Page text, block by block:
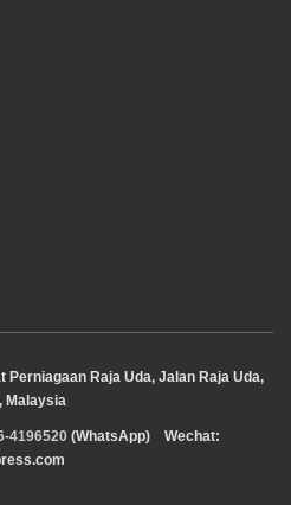
Perniagaan Raja Uda, Jalan Raja Uda,
Malaysia
4196520 (WhatsApp) Wechat: